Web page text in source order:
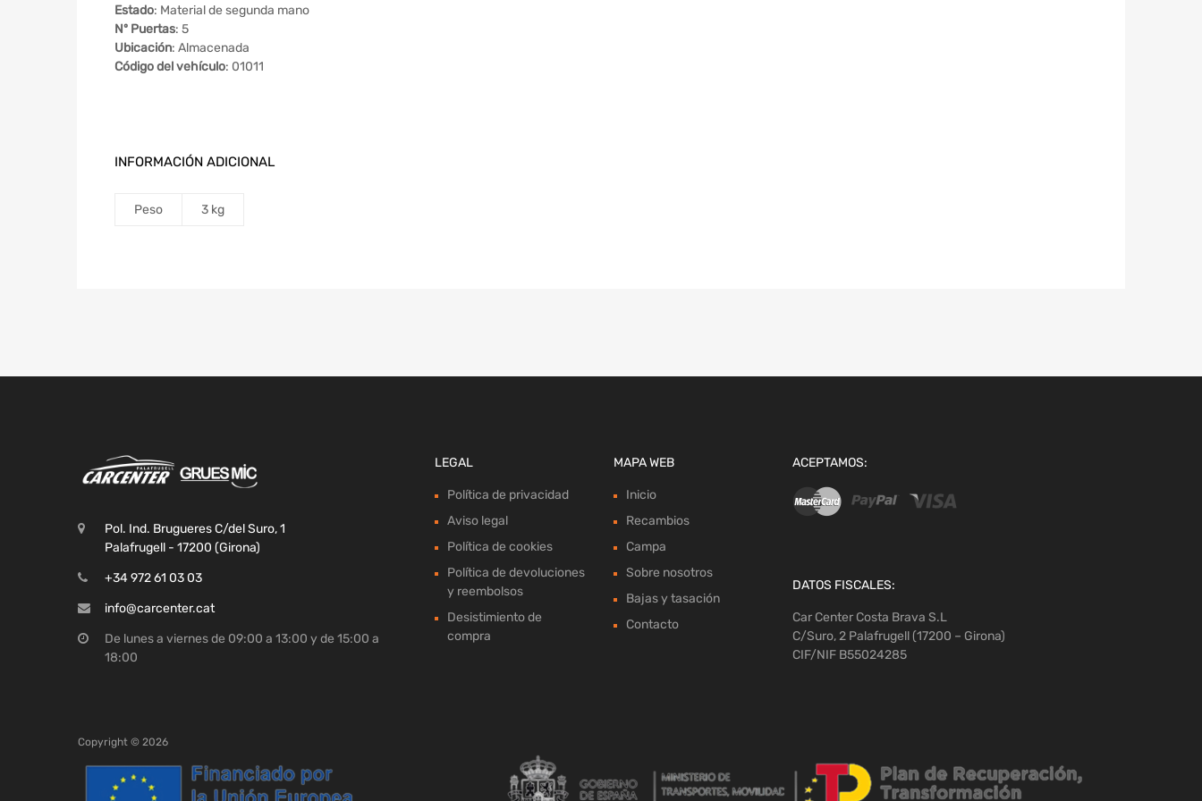
Estado: Material de segunda mano
Nº Puertas: 5
Ubicación: Almacenada
Código del vehículo: 01011
INFORMACIÓN ADICIONAL
Peso 3 kg
Pol. Ind. Brugueres C/del Suro, 1
Palafrugell - 17200 (Girona)
+34 972 61 03 03
info@carcenter.cat
De lunes a viernes de 09:00 a 13:00 y de 15:00 a
18:00
LEGAL
Política de privacidad
Aviso legal
Política de cookies
Política de devoluciones
y reembolsos
Desistimiento de
compra
MAPA WEB
Inicio
Recambios
Campa
Sobre nosotros
Bajas y tasación
Contacto
ACEPTAMOS:
DATOS FISCALES:
Car Center Costa Brava S.L
C/Suro, 2 Palafrugell (17200 – Girona)
CIF/NIF B55024285
Copyright © 2026